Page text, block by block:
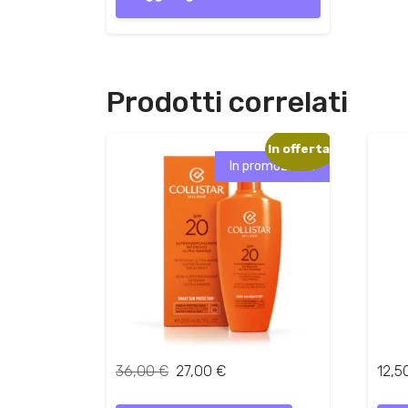
Prodotti correlati
In promozione!
In offerta!
36,00€ I27,00 €